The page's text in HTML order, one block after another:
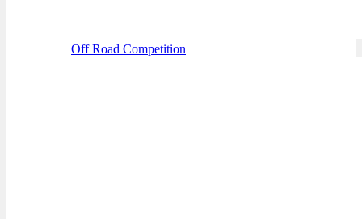
Off Road Competition